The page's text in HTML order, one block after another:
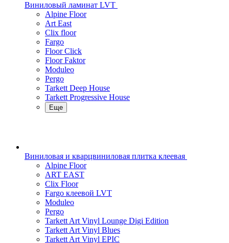
Виниловый ламинат LVT
Alpine Floor
Art East
Clix floor
Fargo
Floor Click
Floor Faktor
Moduleo
Pergo
Tarkett Deep House
Tarkett Progressive House
Еще
Виниловая и кварцвиниловая плитка клеевая
Alpine Floor
ART EAST
Clix Floor
Fargo клеевой LVT
Moduleo
Pergo
Tarkett Art Vinyl Lounge Digi Edition
Tarkett Art Vinyl Blues
Tarkett Art Vinyl EPIC